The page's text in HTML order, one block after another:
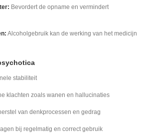
Bevordert de opname en vermindert
Alcoholgebruik kan de werking van het medicijn
stabiliteit
klachten zoals wanen en hallucinaties
van denkprocessen en gedrag
bij regelmatig en correct gebruik